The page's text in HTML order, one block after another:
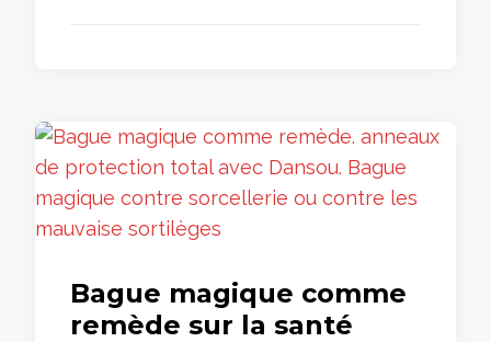
Bague magique comme
remède sur la santé